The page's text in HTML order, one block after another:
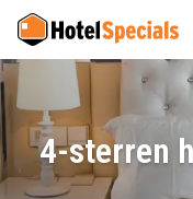
4-sterren